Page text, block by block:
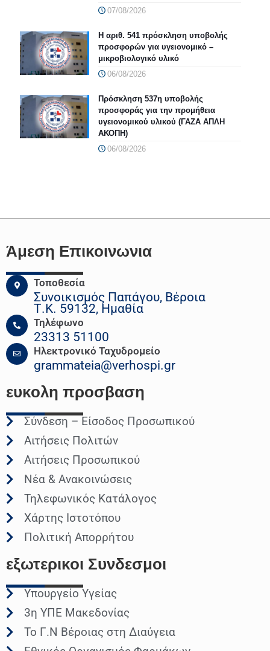
07/08/2026
Η αριθ. 541 πρόσκληση υποβολής
προσφορών για υγειονομικό –
μικροβιολογικό υλικό
06/08/2026
Πρόσκληση 537η υποβολής
προσφοράς για την προμήθεια
υγειονομικού υλικού (ΓΑΖΑ ΑΠΛΗ
ΑΚΟΠΗ)
06/08/2026
Άμεση Επικοινωνια
Τοποθεσία
Συνοικισμός Παπάγου, Βέροια
Τ.Κ. 59132, Ημαθία
Τηλέφωνο
23313 51100
Ηλεκτρονικό Ταχυδρομείο
grammateia@verhospi.gr
ευκολη προσβαση
Σύνδεση – Είσοδος Προσωπικού
Αιτήσεις Πολιτών
Αιτήσεις Προσωπικού
Νέα & Ανακοινώσεις
Τηλεφωνικός Κατάλογος
Χάρτης Ιστοτόπου
Πολιτική Απορρήτου
εξωτερικοι Συνδεσμοι
Υπουργείο Υγείας
3η ΥΠΕ Μακεδονίας
Το Γ.Ν Βέροιας στη Διαύγεια